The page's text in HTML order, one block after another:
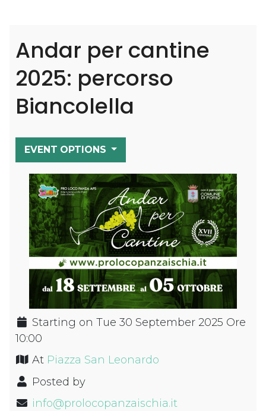
Andar per cantine
2025: percorso
Biancolella
EVENT OPTIONS
Starting on Tue 30 September 2025 Ore
10:00
At Piazza San Leonardo
Posted by
info@prolocopanzaischia.it